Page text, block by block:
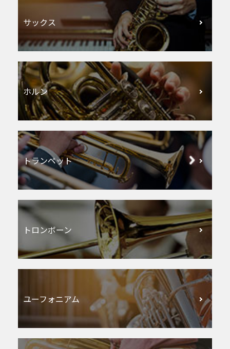
サックス
ホルン
トランペット
トロンボーン
ユーフォニアム